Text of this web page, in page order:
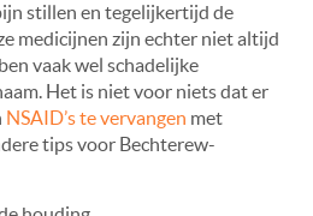
stillen en tegelijkertijd de
medicijnen zijn echter niet altijd
vaak wel schadelijke
Het is niet voor niets dat er
NSAID’s te vervangen met
tips voor Bechterew-